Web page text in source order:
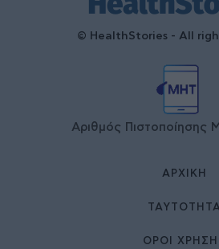
© HealthStories - All
Αριθμός Πιστοποίησης
ΑΡΧΙΚΉ
ΌΡΟΙ